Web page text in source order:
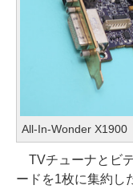
All-In-Wonder X1900
TVチューナとビ
ードを1枚に集約し